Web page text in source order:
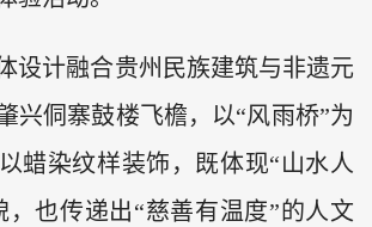
设计融合贵州民族建筑与非遗元
兴侗寨鼓楼飞檐，以“风雨桥”为
蜡染纹样装饰，既体现“山水人
，也传递出“慈善有温度”的人文